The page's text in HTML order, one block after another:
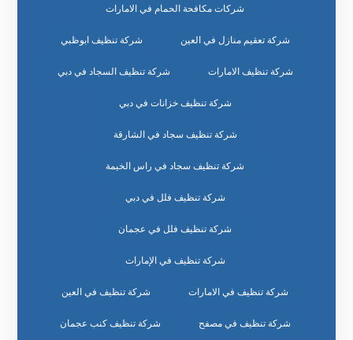
شركات مكافحة الحمام في الامارات
شركة تعقيم منازل في العين شركة تنظيف ابوظبي
شركة تنظيف الامارات شركة تنظيف السجاد في دبي
شركة تنظيف خزانات في دبي
شركة تنظيف سجاد في الشارقة
شركة تنظيف سجاد في راس الخيمة
شركة تنظيف فلل في دبي
شركة تنظيف فلل في عجمان
شركة تنظيف في الإمارات
شركة تنظيف في الامارات شركة تنظيف في العين
شركة تنظيف في مصفح شركة تنظيف كنب عجمان